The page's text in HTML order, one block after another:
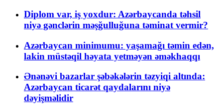
Diplom var, iş yoxdur: Azərbaycanda təhsil
niyə gənclərin məşğulluğuna təminat vermir?
Azərbaycan minimumu: yaşamağı təmin edən,
lakin müstəqil həyata yetməyən əməkhaqqı
Ənənəvi bazarlar şəbəkələrin təzyiqi altında:
Azərbaycan ticarət qaydalarını niyə
dəyişməlidir